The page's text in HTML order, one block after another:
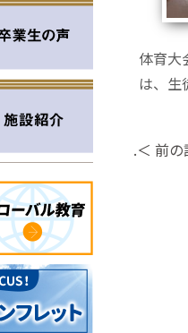
体育大
は、生
.＜ 前